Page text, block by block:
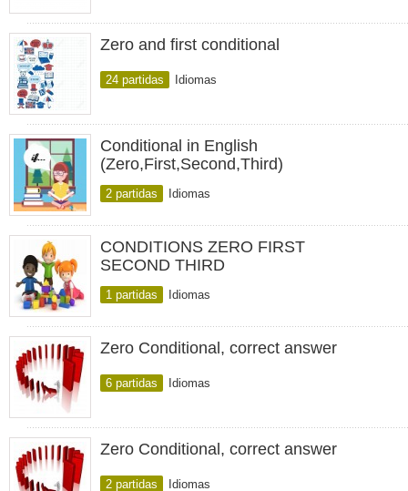
Zero and first conditional
24 partidas Idiomas
Conditional in English
(Zero,First,Second,Third)
2 partidas Idiomas
CONDITIONS ZERO FIRST
SECOND THIRD
1 partidas Idiomas
Zero Conditional, correct answer
6 partidas Idiomas
Zero Conditional, correct answer
2 partidas Idiomas